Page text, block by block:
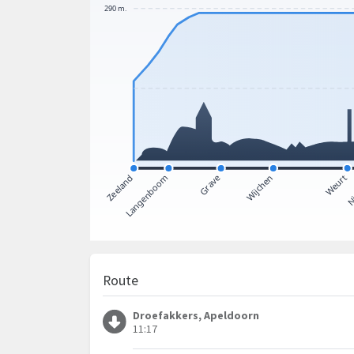
Route
Droefakkers, Apeldoorn
11:17